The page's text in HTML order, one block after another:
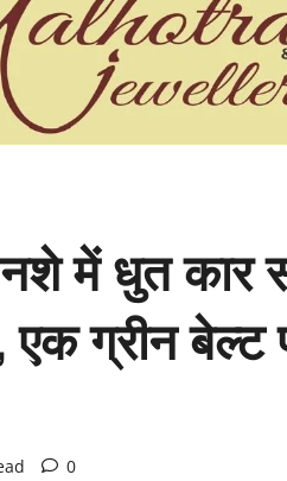
में धुत कार
एक ग्रीन बेल्ट
0